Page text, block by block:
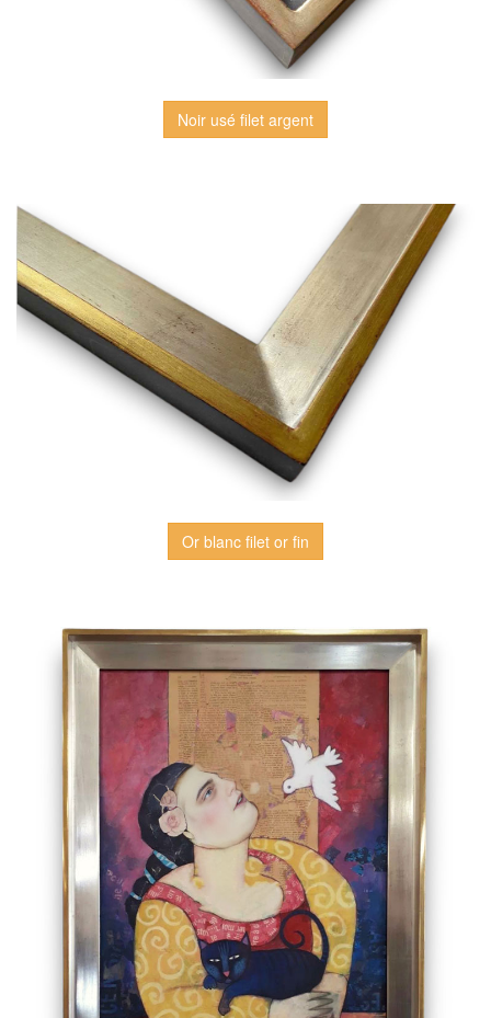
Noir usé filet argent
Or blanc filet or fin